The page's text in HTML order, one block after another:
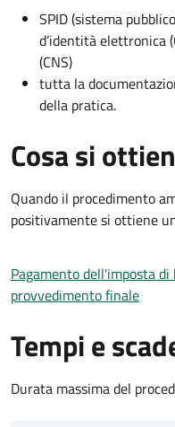
SPID (sistema
d’identità elettronica
(CNS)
tutta la
della pratica.
Cosa si
Quando il procedimento
positivamente si ottiene
Pagamento dell'imposta
provvedimento finale
Tempi e
Durata massima del